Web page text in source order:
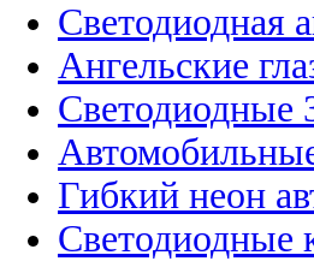
Светодиодная
Ангельские
Светодиодные
Гибкий неон
Светодиодные